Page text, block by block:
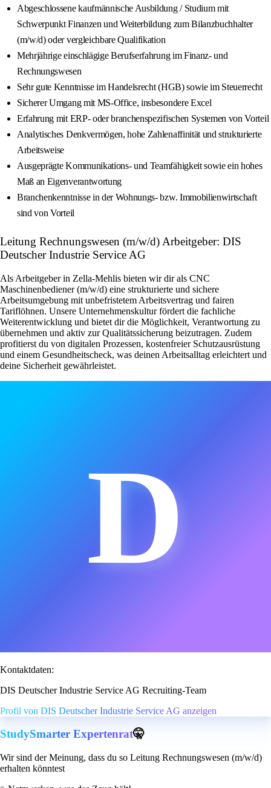
Abgeschlossene kaufmännische Ausbildung / Studium mit
Schwerpunkt Finanzen und Weiterbildung zum Bilanzbuchhalter
(m/w/d) oder vergleichbare Qualifikation
Mehrjährige einschlägige Berufserfahrung im Finanz‑ und
Rechnungswesen
Sehr gute Kenntnisse im Handelsrecht (HGB) sowie im Steuerrecht
Sicherer Umgang mit MS‑Office, insbesondere Excel
Erfahrung mit ERP‑ oder branchenspezifischen Systemen von Vorteil
Analytisches Denkvermögen, hohe Zahlenaffinität und strukturierte
Arbeitsweise
Ausgeprägte Kommunikations‑ und Teamfähigkeit sowie ein hohes
Maß an Eigenverantwortung
Branchenkenntnisse in der Wohnungs‑ bzw. Immobilienwirtschaft
sind von Vorteil
Leitung Rechnungswesen (m/w/d) Arbeitgeber: DIS
Deutscher Industrie Service AG
Als Arbeitgeber in Zella-Mehlis bieten wir dir als CNC
Maschinenbediener (m/w/d) eine strukturierte und sichere
Arbeitsumgebung mit unbefristetem Arbeitsvertrag und fairen
Tariflöhnen. Unsere Unternehmenskultur fördert die fachliche
Weiterentwicklung und bietet dir die Möglichkeit, Verantwortung zu
übernehmen und aktiv zur Qualitätssicherung beizutragen. Zudem
profitierst du von digitalen Prozessen, kostenfreier Schutzausrüstung
und einem Gesundheitscheck, was deinen Arbeitsalltag erleichtert und
deine Sicherheit gewährleistet.
D
Kontaktdaten:
DIS Deutscher Industrie Service AG Recruiting-Team
Profil von DIS Deutscher Industrie Service AG anzeigen
StudySmarter Expertenrat🤫
Wir sind der Meinung, dass du so Leitung Rechnungswesen (m/w/d)
erhalten könntest